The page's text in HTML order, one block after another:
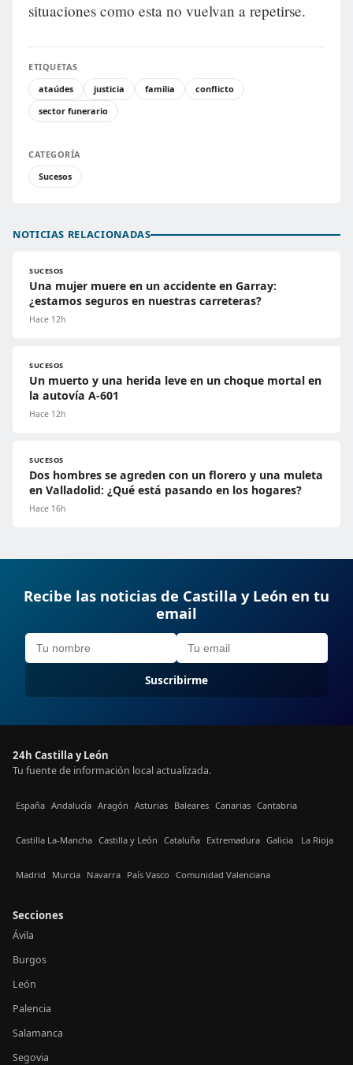
situaciones como esta no vuelvan a repetirse.
ETIQUETAS
ataúdes
justicia familia
conflicto
sector funerario
CATEGORÍA
Sucesos
NOTICIAS RELACIONADAS
SUCESOS
Una mujer muere en un accidente en Garray:
¿estamos seguros en nuestras carreteras?
Hace 12h
SUCESOS
Un muerto y una herida leve en un choque mortal en
la autovía A-601
Hace 12h
SUCESOS
Dos hombres se agreden con un florero y una muleta
en Valladolid: ¿Qué está pasando en los hogares?
Hace 16h
Recibe las noticias de Castilla y León en tu
email
Suscribirme
24h Castilla y León
Tu fuente de información local actualizada.
España Andalucía Aragón Asturias Baleares Canarias Cantabria
Castilla La-Mancha Castilla y León Cataluña Extremadura Galicia La Rioja
Madrid Murcia Navarra País Vasco Comunidad Valenciana
Secciones
Ávila
Burgos
León
Palencia
Salamanca
Segovia